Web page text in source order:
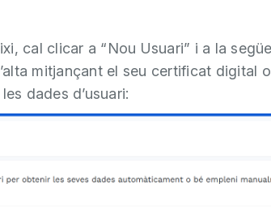
cal clicar a “Nou Usuari” i a la
mitjançant el seu certificat digital o
dades d’usuari: